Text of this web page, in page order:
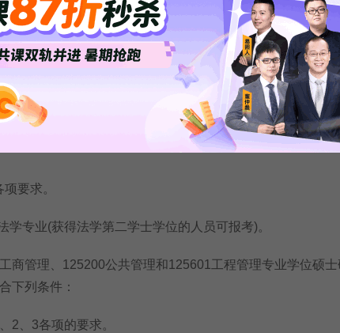
要求。
学专业。
(法学)专业学位硕士研究生招生考试的人员，须符合下列
要求。
专业(获得法学第二学士学位的人员可报考)。
管理、125200公共管理和125601工程管理专业学位硕士
下列条件：
、3各项的要求。